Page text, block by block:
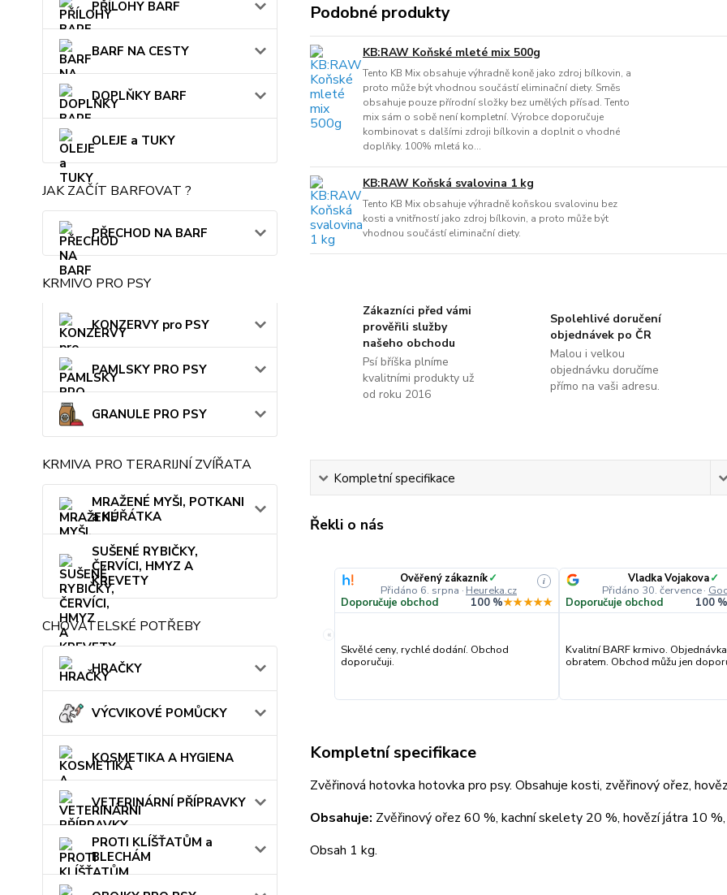
PŘÍLOHY BARF
BARF NA CESTY
DOPLŇKY BARF
OLEJE a TUKY
JAK ZAČÍT BARFOVAT ?
PŘECHOD NA BARF
KRMIVO PRO PSY
KONZERVY pro PSY
PAMLSKY PRO PSY
GRANULE PRO PSY
KRMIVA PRO TERARIJNÍ ZVÍŘATA
MRAŽENÉ MYŠI, POTKANI
a KUŘÁTKA
SUŠENÉ RYBIČKY,
ČERVÍCI, HMYZ A
KREVETY
CHOVATELSKÉ POTŘEBY
HRAČKY
VÝCVIKOVÉ POMŮCKY
KOSMETIKA A HYGIENA
VETERINÁRNÍ PŘÍPRAVKY
PROTI KLÍŠŤATŮM a
BLECHÁM
Podobné produkty
KB:RAW Koňské mleté mix 500g
Tento KB Mix obsahuje výhradně koně jako zdroj bílkovin, a
proto může být vhodnou součástí eliminační diety. Směs
obsahuje pouze přírodní složky bez umělých přísad. Tento
mix sám o sobě není kompletní. Výrobce doporučuje
kombinovat s dalšími zdroji bílkovin a doplnit o vhodné
doplňky. 100% mletá ko...
KB:RAW Koňská svalovina 1 kg
Tento KB Mix obsahuje výhradně koňskou svalovinu bez
kosti a vnitřností jako zdroj bílkovin, a proto může být
vhodnou součástí eliminační diety.
Zákazníci před vámi
prověřili služby
našeho obchodu
Psí bříška plníme
kvalitními produkty už
od roku 2016
Spolehlivé doručení
objednávek po ČR
Malou i velkou
objednávku doručíme
přímo na vaši adresu.
Kompletní specifikace
Řekli o nás
«
Ověřený zákazník✓
Přidáno 6. srpna · Heureka.cz
i
Doporučuje obchod 100 %★★★★★
Skvělé ceny, rychlé dodání. Obchod
doporučuji.
Vladka Vojakova✓
Přidáno 30. července·
Doporučuje obchod 100 %
Kvalitní BARF krmivo.
obratem. Obchod můžu jen
Kompletní specifikace
Zvěřinová hotovka hotovka pro psy. Obsahuje kosti, zvěřinový ořez,
Obsahuje: Zvěřinový ořez 60 %, kachní skelety 20 %, hovězí játra 10
Obsah 1 kg.